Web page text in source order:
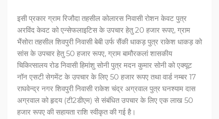
इसी प्रकार ग्राम रिजौदा तहसील कोलारस निवासी रोशन केवट पुत्र
अरविंद केवट को एन्सेफलाइटिस के उपचार हेतु 20 हजार रूपए, ग्राम
भैंसोरा तहसील शिवपुरी निवासी बेबी उर्फ सैंकी धाकड़ पुत्र राकेश धाकड़ को
सांस के उपचार हेतु 50 हजार रूपए, ग्राम बामौरकलां शासकीय
चिकित्सालय रोड निवासी हिमांशु सोनी पुत्र मदन कुमार सोनी को एक्यूट
नॉन एसटी सेगमेंट के उपचार के लिए 50 हजार रूपए तथा वार्ड नम्बर 17
राघवेन्द्र नगर शिवपुरी निवासी राकेश चंद्र अग्रवाल पुत्र घनश्याम दास
अग्रवाल को हृदय (टी2डीएम) से संबंधित उपचार के लिए एक लाख 50
हजार रूपए की सहायता राशि स्वीकृत की गई है।